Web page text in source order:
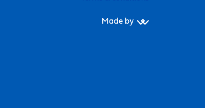
Made by